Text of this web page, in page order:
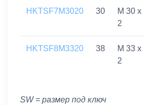
HKTSF7M3020 30
M 30 x
2
HKTSF8M3320 38
M 33 x
2
SW = размер под ключ